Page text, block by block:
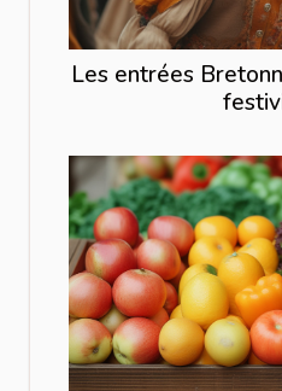
Les entrées